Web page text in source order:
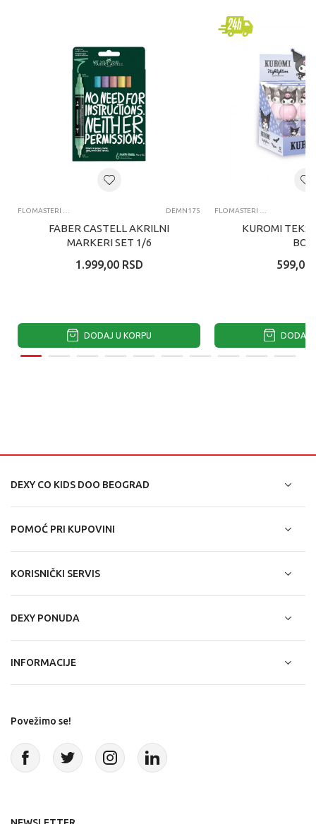
FLOMASTERI I MARKERI DEMN175
FABER CASTELL AKRILNI
MARKERI SET 1/6
1.999,00 RSD
DODAJ U KORPU
FLOMASTERI I MARKERI
KUROMI
599,00
DODAJ
DEXY CO KIDS DOO BEOGRAD
POMOĆ PRI KUPOVINI
KORISNIČKI SERVIS
DEXY PONUDA
INFORMACIJE
Povežimo se!